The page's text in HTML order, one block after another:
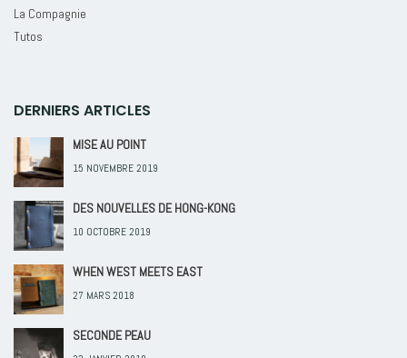
La Compagnie
Tutos
DERNIERS ARTICLES
MISE AU POINT
15 NOVEMBRE 2019
DES NOUVELLES DE HONG-KONG
10 OCTOBRE 2019
WHEN WEST MEETS EAST
27 MARS 2018
SECONDE PEAU